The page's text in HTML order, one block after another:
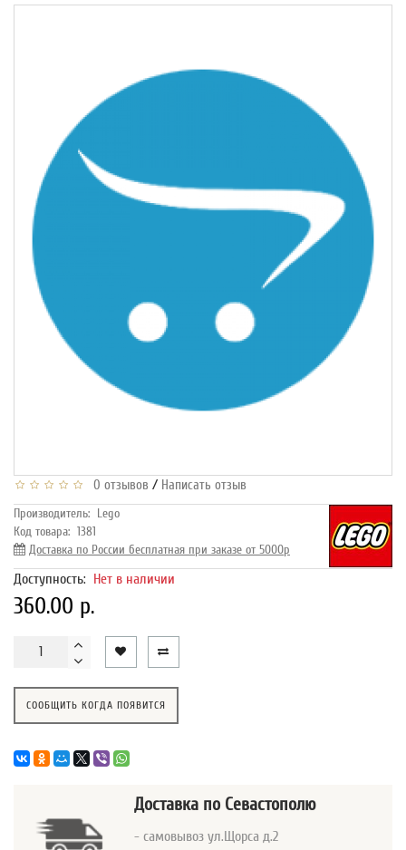
0 отзывов / Написать отзыв
Производитель: Lego
Код товара: 1381
Доставка по России бесплатная при заказе от 5000р
Доступность: Нет в наличии
360.00 р.
СООБЩИТЬ КОГДА ПОЯВИТСЯ
Доставка по Севастополю
- самовывоз ул.Щорса д.2